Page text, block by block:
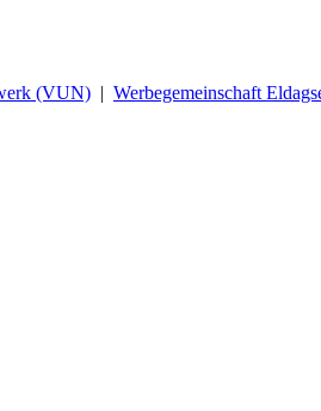
(VUN) | Werbegemeinschaft